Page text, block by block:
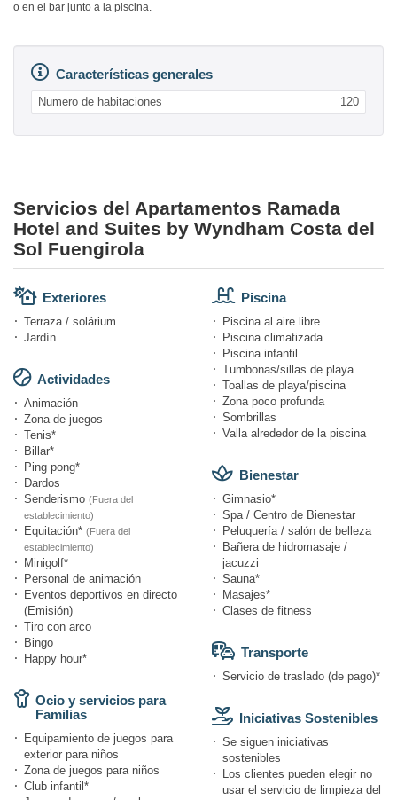
o en el bar junto a la piscina.
Características generales
Numero de habitaciones 120
Servicios del Apartamentos Ramada
Hotel and Suites by Wyndham Costa del
Sol Fuengirola
Exteriores
Terraza / solárium
Jardín
Actividades
Animación
Zona de juegos
Tenis*
Billar*
Ping pong*
Dardos
Senderismo (Fuera del
establecimiento)
Equitación* (Fuera del
establecimiento)
Minigolf*
Personal de animación
Eventos deportivos en directo
(Emisión)
Tiro con arco
Bingo
Happy hour*
Ocio y servicios para
Familias
Equipamiento de juegos para
exterior para niños
Zona de juegos para niños
Club infantil*
Piscina
Piscina al aire libre
Piscina climatizada
Piscina infantil
Tumbonas/sillas de playa
Toallas de playa/piscina
Zona poco profunda
Sombrillas
Valla alrededor de la piscina
Bienestar
Gimnasio*
Spa / Centro de Bienestar
Peluquería / salón de belleza
Bañera de hidromasaje /
jacuzzi
Sauna*
Masajes*
Clases de fitness
Transporte
Servicio de traslado (de pago)*
Iniciativas Sostenibles
Se siguen iniciativas
sostenibles
Los clientes pueden elegir no
usar el servicio de limpieza del